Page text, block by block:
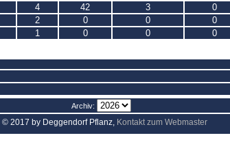
4 42 3 0
2 0 0 0
1 0 0 0
Archiv:
© 2017 by Deggendorf Pflanz, Kontakt zum Webmaster